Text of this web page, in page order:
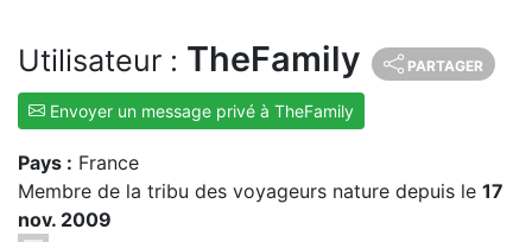
Utilisateur : TheFamily PARTAGER
Envoyer un message privé à TheFamily
Pays : France
Membre de la tribu des voyageurs nature depuis le 17
nov. 2009